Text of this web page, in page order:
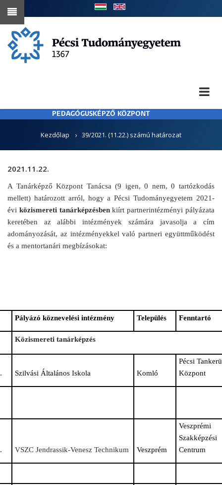
Ugrás
tartalomra
PEDAGÓGUSKÉPZŐ KÖZPONT
Kezdőlap 39/2021. (11.22.) számú határozat
2021.11.22.
A Tanárképző Központ Tanácsa (9 igen, 0 nem, 0 tartózkodás
mellett) határozott arról, hogy a Pécsi Tudományegyetem 2021-
évi közismereti tanárképzésbenkiírt partnerintézményi pályázata
keretében
az alábbi intézmények számára javasolja a cím
adományozását, az intézményekkel való partneri együttműködést
és a mentortanári megbízásokat:
Pályázó köznevelési intézmény Település Fenntartó
Közismereti tanárképzés
Szilvási Általános Iskola Komló
Pécsi
Központ
VSZC Jendrassik-Venesz Technikum Veszprém
Veszprémi
Szakképzési
Centrum